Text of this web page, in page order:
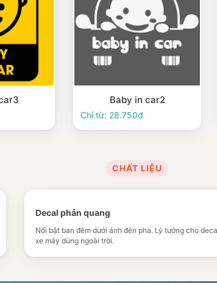
Baby in car2
Chỉ từ: 28.750đ
CHẤT LIỆU
Decal phản quang
Nổi bật ban đêm dưới ánh đèn pha. Lý tưởng cho
xe máy dùng ngoài trời.